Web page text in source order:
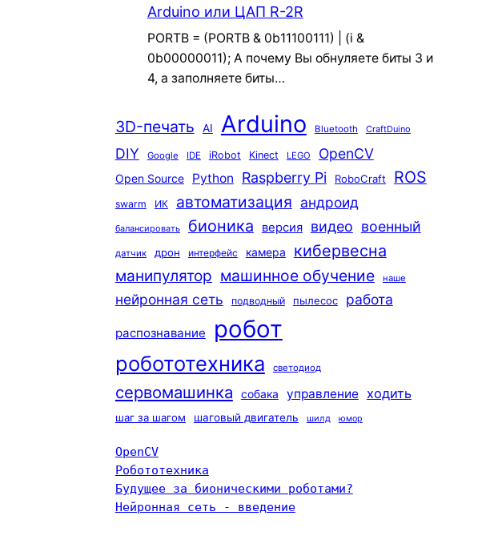
Arduino или ЦАП R-2R
PORTB = (PORTB & 0b11100111) | (i &
0b00000011); А почему Вы обнуляете биты 3 и
4, а заполняете биты…
3D-печать AI Arduino Bluetooth CraftDuino
DIY Google IDE iRobot Kinect LEGO OpenCV
Open Source Python Raspberry Pi RoboCraft ROS
swarm ИК автоматизация андроид
балансировать бионика версия видео военный
датчик дрон интерфейс камера кибервесна
манипулятор машинное обучение наше
нейронная сеть подводный пылесос работа
распознавание робот
робототехника светодиод
сервомашинка собака управление ходить
шаг за шагом шаговый двигатель шилд юмор
OpenCV
Робототехника
Будущее за бионическими роботами?
Нейронная сеть - введение